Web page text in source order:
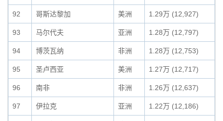
92 哥斯达黎加 美洲 1.29万 (12,927)
93 马尔代夫 亚洲 1.28万 (12,797)
94 博茨瓦纳 非洲 1.28万 (12,753)
95 圣卢西亚 美洲 1.27万 (12,717)
96 南非 非洲 1.26万 (12,637)
97 伊拉克 亚洲 1.22万 (12,186)